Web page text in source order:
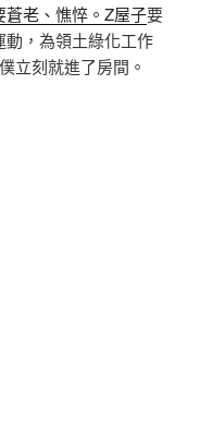
老、憔悴。Z屋子要
，為領土綠化工作
立刻就進了房間。